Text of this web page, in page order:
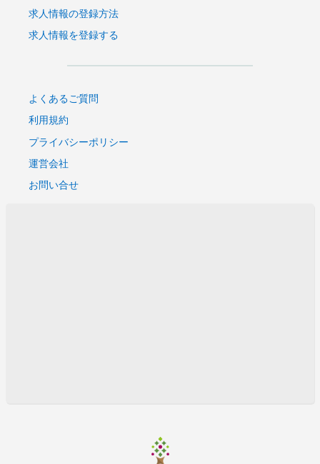
求人情報の登録方法
求人情報を登録する
よくあるご質問
利用規約
プライバシーポリシー
運営会社
お問い合せ